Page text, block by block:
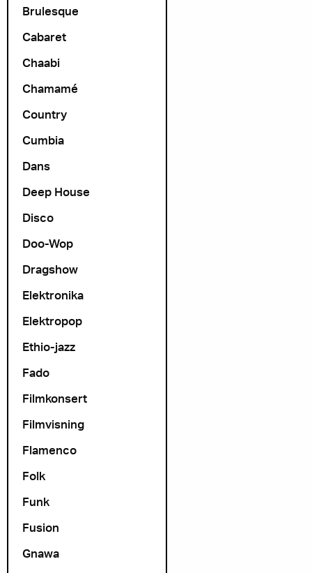
Brulesque
Cabaret
Chaabi
Chamamé
Country
Cumbia
Dans
Deep House
Disco
Doo-Wop
Dragshow
Elektronika
Elektropop
Ethio-jazz
Fado
Filmkonsert
Filmvisning
Flamenco
Folk
Funk
Fusion
Gnawa